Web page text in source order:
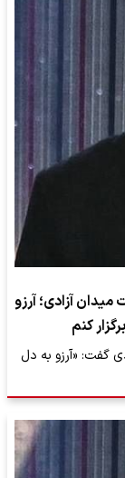
آزادی؛ آرزو
کنم
گفت: «آرزو به دل